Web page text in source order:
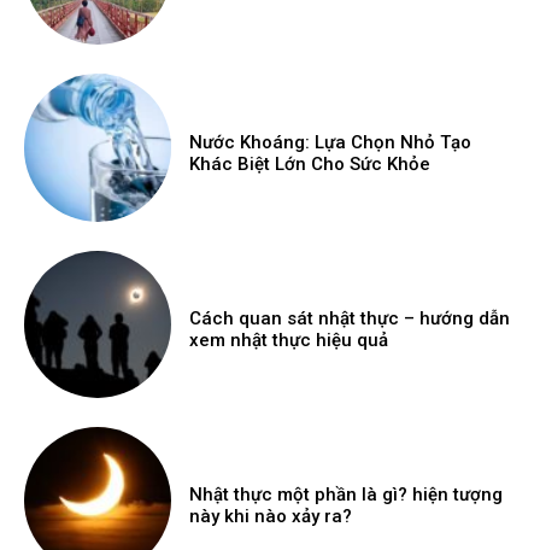
Nước Khoáng: Lựa Chọn Nhỏ Tạo
Khác Biệt Lớn Cho Sức Khỏe
Cách quan sát nhật thực – hướng dẫn
xem nhật thực hiệu quả
Nhật thực một phần là gì? hiện tượng
này khi nào xảy ra?